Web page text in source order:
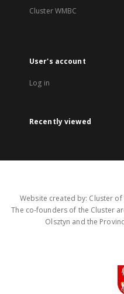
Cluster WMBC
User's account
Log in
Recently viewed
Website created by: Cluster
The co-founders of the Cluster
Olsztyn and the